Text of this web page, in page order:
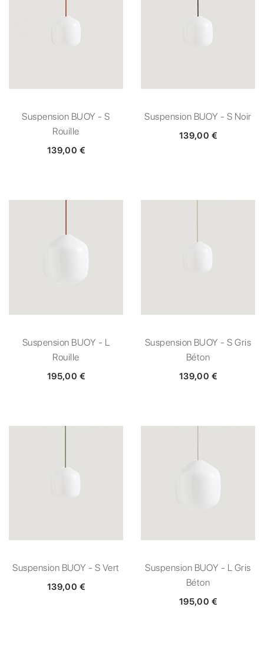
Suspension BUOY - S
Rouille
139,00 €
Suspension BUOY - S Noir
139,00 €
Suspension BUOY - L
Rouille
195,00 €
Suspension BUOY - S Gris
Béton
139,00 €
Suspension BUOY - S Vert
139,00 €
Suspension BUOY - L Gris
Béton
195,00 €